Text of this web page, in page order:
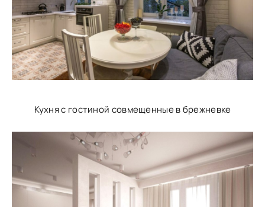
Кухня с гостиной совмещенные в брежневке